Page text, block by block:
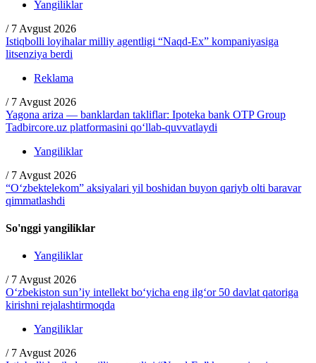
Yangiliklar
/ 7 Avgust 2026
Istiqbolli loyihalar milliy agentligi “Naqd-Ex” kompaniyasiga
litsenziya berdi
Reklama
/ 7 Avgust 2026
Yagona ariza — banklardan takliflar: Ipoteka bank OTP Group
Tadbircore.uz platformasini qo‘llab-quvvatlaydi
Yangiliklar
/ 7 Avgust 2026
“O‘zbektelekom” aksiyalari yil boshidan buyon qariyb olti baravar
qimmatlashdi
So'nggi yangiliklar
Yangiliklar
/ 7 Avgust 2026
O‘zbekiston sun’iy intellekt bo‘yicha eng ilg‘or 50 davlat qatoriga
kirishni rejalashtirmoqda
Yangiliklar
/ 7 Avgust 2026